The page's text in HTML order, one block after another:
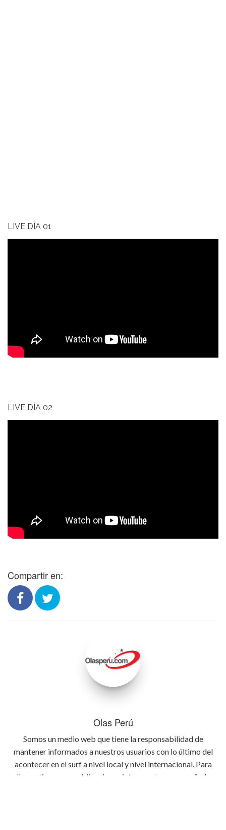
LIVE DÍA 01
LIVE DÍA 02
Compartir en:
Olas Perú
Somos un medio web que tiene la responsabilidad de
mantener informados a nuestros usuarios con lo último del
acontecer en el surf a nivel local y nivel internacional. Para
ello gestionamos publicaciones interesantes acompañadas